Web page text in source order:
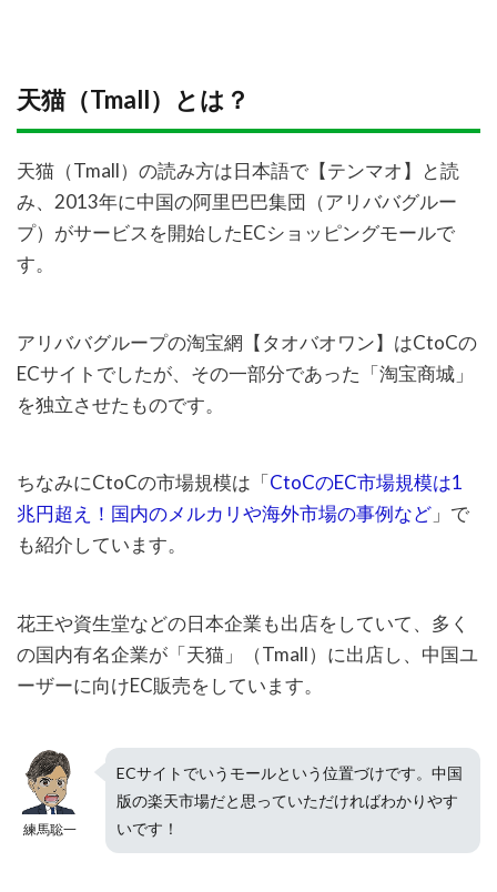
天猫（Tmall）とは？
天猫（Tmall）の読み方は日本語で【テンマオ】と読
み、2013年に中国の阿里巴巴集団（アリババグルー
プ）がサービスを開始したECショッピングモールで
す。
アリババグループの淘宝網【タオバオワン】はCtoCの
ECサイトでしたが、その一部分であった「淘宝商城」
を独立させたものです。
ちなみにCtoCの市場規模は「CtoCのEC市場規模は1
兆円超え！国内のメルカリや海外市場の事例など 」で
も紹介しています。
花王や資生堂などの日本企業も出店をしていて、多く
の国内有名企業が「天猫」（Tmall）に出店し、中国ユ
ーザーに向けEC販売をしています。
練馬聡一
ECサイトでいうモールという位置づけです。中国
版の楽天市場だと思っていただければわかりやす
いです！